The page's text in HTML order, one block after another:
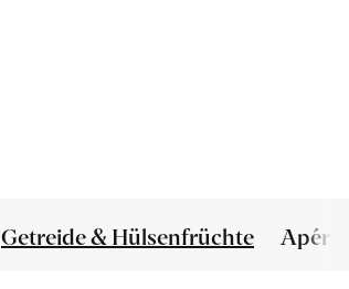
Getreide & Hülsenfrüchte Apéro